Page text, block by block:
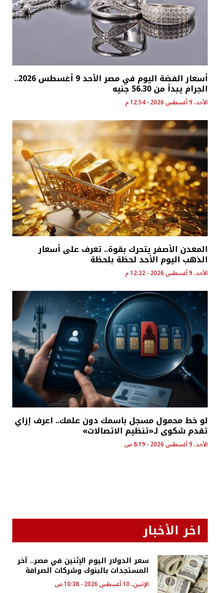
أسعار الفضة اليوم في مصر الأحد 9 أغسطس 2026..
الجرام يبدأ من 56.30 جنيه
الأحد، 9 أغسطس 2026 - 12:54 م
المعدن الأصفر يتحرك بقوة.. تعرف على أسعار
الذهب اليوم الأحد لحظة بلحظة
الأحد، 9 أغسطس 2026 - 12:22 م
لو خط محمول مسجل باسمك دون علمك.. اعرف إزاي
تقدم شكوى لـ«تنظيم الاتصالات»
الأحد، 9 أغسطس 2026 - 8:19 ص
اخر الأخبار
سعر الدولار اليوم الإثنين في مصر.. آخر
المستجدات بالبنوك وشركات الصرافة
الإثنين، 10 أغسطس 2026 - 10:38 ص